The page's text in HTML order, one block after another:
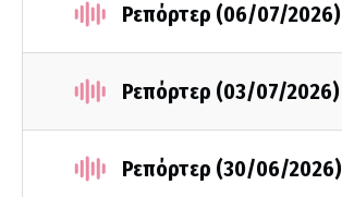
Ρεπόρτερ (06/07/2026)
Ρεπόρτερ (03/07/2026)
Ρεπόρτερ (30/06/2026)